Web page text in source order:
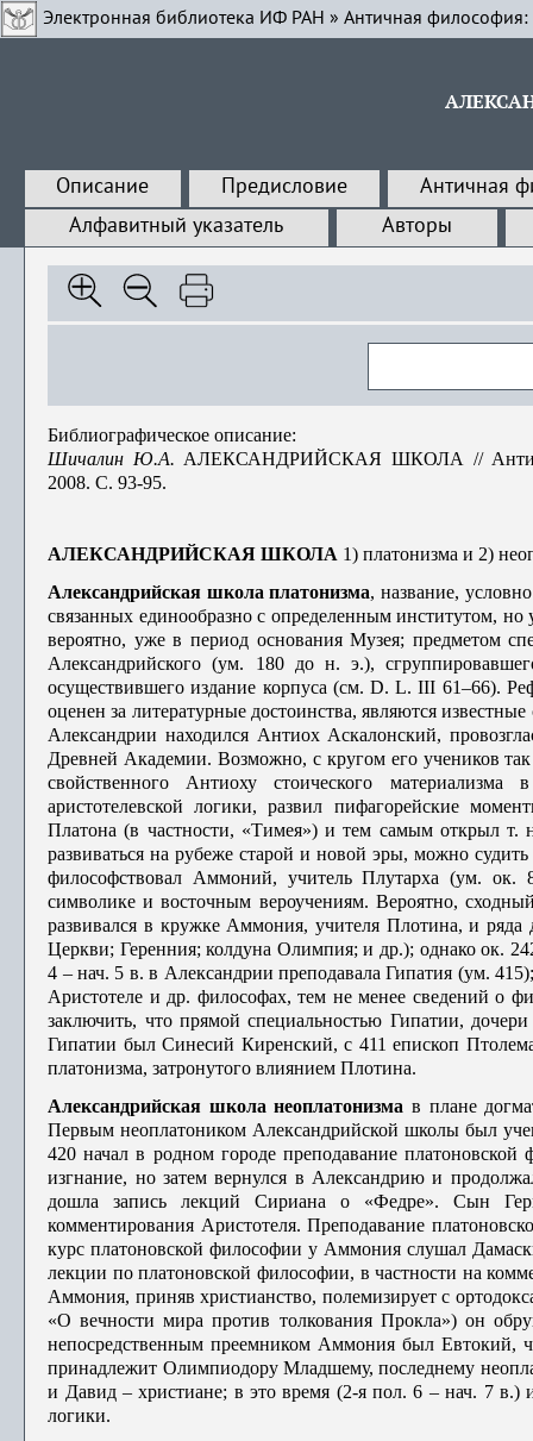
Электронная библиотека ИФ РАН » Античная философия:
Описание Предисловие
Античная
Алфавитный указатель
Авторы
Библиографическое описание:
Шичалин Ю.А. АЛЕКСАНДРИЙСКАЯ ШКОЛА //
2008. С. 93-95.
АЛЕКСАНДРИЙСКАЯ ШКОЛА 1) платонизма и 2)
Александрийская школа платонизма, название,
связанных единообразно с определенным институтом,
вероятно, уже в период ос­нования Музея; предметом
Александрийского (ум. 180 до н. э.),
осуществившего издание корпуса (см. D. L. III 61–66).
оценен за ли­тературные достоинства, являются
Александрии находился Антиох Аскалонский,
Древней Академии. Возможно, с кругом его учеников
свойственного Антиоху стоического
аристотелевской логи­ки, развил пифагорейские
Платона (в частности, «Тимея») и тем са­мым открыл т.
развиваться на рубеже старой и новой эры, можно
философствовал Аммоний, учитель Плутарха (ум. ок.
символике и вос­точным вероучениям. Вероятно,
развивался в кружке Аммония, учи­теля Плотина, и ряда
Церкви; Геренния; колдуна Олимпия; и др.); однако ок.
4 – нач. 5 в. в Александрии преподавала Гипатия (ум.
Аристотеле и др. философах, тем не менее сведений о
заключить, что прямой специ­альностью Гипатии,
Гипатии был Синесий Киренский, с 411 епископ
платонизма, затронутого влиянием Плотина.
Александрийская школа неоплатонизма в плане
Первым не­оплатоником Александрийской школы был
420 начал в родном городе преподавание
изгнание, но затем вернулся в Александрию и
дошла запись лекций Сириана о «Федре». Сын
комментирования Аристотеля. Преподавание
курс платоновской философии у Аммония слушал
лекции по платоновской философии, в частности на
Аммония, приняв христианство, полемизирует с
«О вечности мира про­тив толкования Прокла») он
непосредственным преемником Аммония был Евтокий,
принадлежит Олимпиодору Младшему, последнему
и Давид – христиане; в это время (2-я пол. 6 – нач. 7 в.)
логики.